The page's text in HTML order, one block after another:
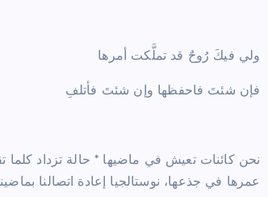
ولي فيكَ رُوحٌ قد تملَّكت أمرها
فإن شئتَ فاحفظها وإن شئتَ فأتلفِ
نحن كائنات تعيش في ماضيها * حالة تزداد كلما
عمرها في جذعها، نوستالجيا إعادة اتصالنا